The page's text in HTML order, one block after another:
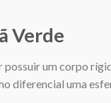
Verde
um corpo
diferencial uma